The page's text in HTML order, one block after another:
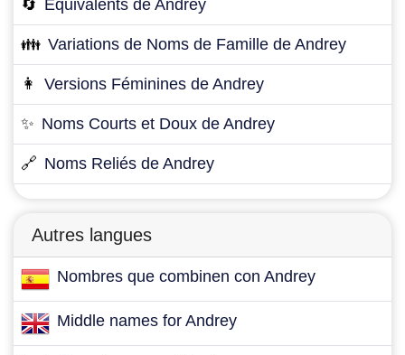
🔄 Équivalents de Andrey
👪 Variations de Noms de Famille de Andrey
👩 Versions Féminines de Andrey
✨ Noms Courts et Doux de Andrey
🔗 Noms Reliés de Andrey
Autres langues
Nombres que combinen con Andrey
Middle names for Andrey